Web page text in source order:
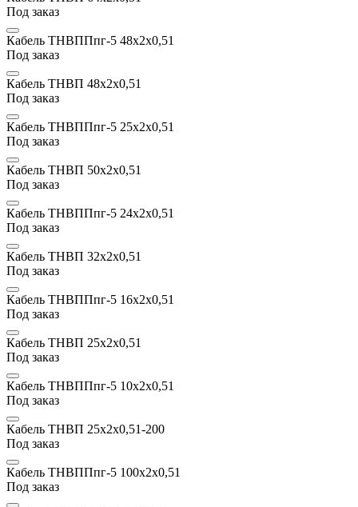
Под заказ
Кабель ТНВППпг-5 48х2x0,51
Под заказ
Кабель ТНВП 48х2x0,51
Под заказ
Кабель ТНВППпг-5 25х2x0,51
Под заказ
Кабель ТНВП 50х2x0,51
Под заказ
Кабель ТНВППпг-5 24х2x0,51
Под заказ
Кабель ТНВП 32х2x0,51
Под заказ
Кабель ТНВППпг-5 16х2x0,51
Под заказ
Кабель ТНВП 25х2x0,51
Под заказ
Кабель ТНВППпг-5 10х2x0,51
Под заказ
Кабель ТНВП 25х2x0,51-200
Под заказ
Кабель ТНВППпг-5 100х2x0,51
Под заказ